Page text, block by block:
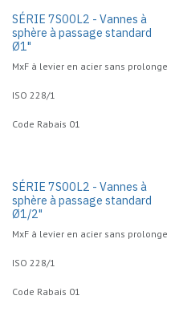
SÉRIE 7S00L2 - Vannes à
sphère à passage standard
Ø1"
MxF à levier en acier sans prolonge
ISO 228/1
Code Rabais 01
SÉRIE 7S00L2 - Vannes à
sphère à passage standard
Ø1/2"
MxF à levier en acier sans prolonge
ISO 228/1
Code Rabais 01